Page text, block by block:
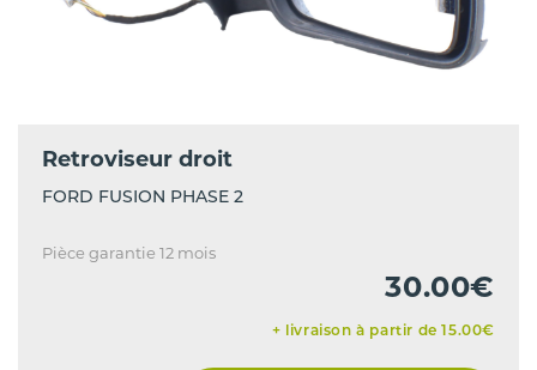
Retroviseur droit
FORD FUSION PHASE 2
Pièce garantie 12 mois
30.00€
+ livraison à partir de 15.00€